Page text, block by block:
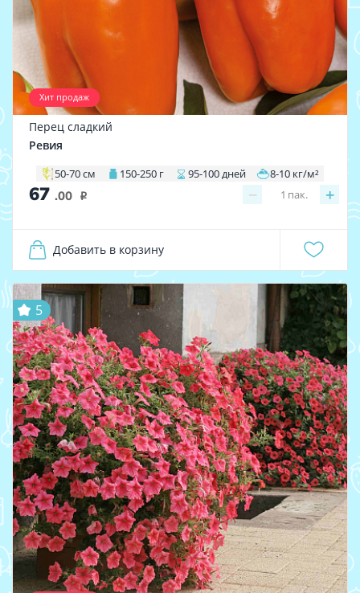
Хит продаж
Перец сладкий
Ревия
50-70 см 150-250 г 95-100 дней 8-10 кг/м²
67 .00 i − +
1 пак.
Добавить в корзину
5